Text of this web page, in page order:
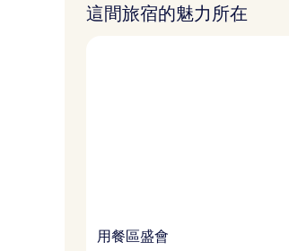
這間旅宿的魅力所在
用餐區盛會